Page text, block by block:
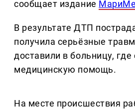
сообщает издание
В результате ДТП
получила серьёзные
доставили в больницу,
медицинскую помощь.
На месте происшествия